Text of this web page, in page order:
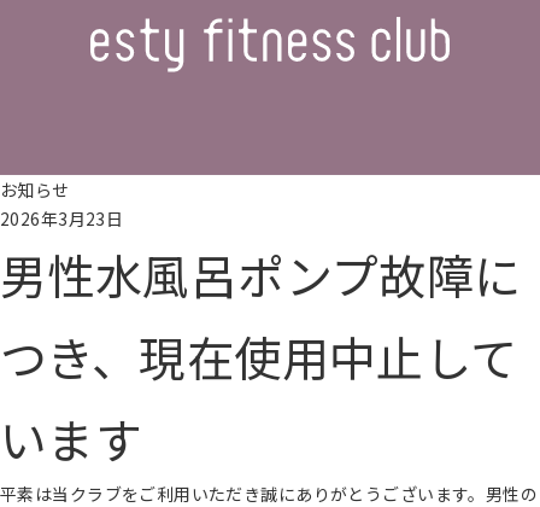
お知らせ
2026年3月23日
男性水風呂ポンプ故障に
つき、現在使用中止して
います
平素は当クラブをご利用いただき誠にありがとうございます。男性の